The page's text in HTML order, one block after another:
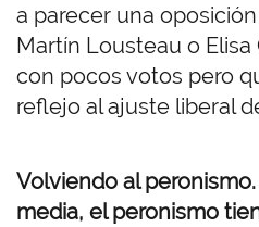
a parecer una
Martín Lousteau o
con pocos votos pero
reflejo al ajuste liberal
Volviendo al
media, el peronismo